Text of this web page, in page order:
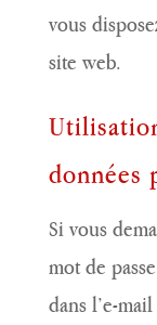
vous
site web.
données
Si vous
mot de
dans l’e-